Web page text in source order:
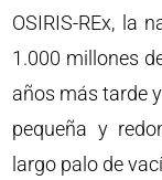
OSIRIS-REx, la
1.000 millones
años más tarde
pequeña y
largo palo de